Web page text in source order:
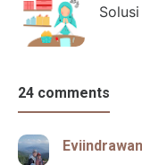
24 comments